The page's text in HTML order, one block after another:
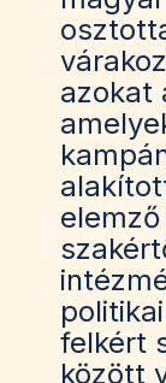
azokat
felkért
között